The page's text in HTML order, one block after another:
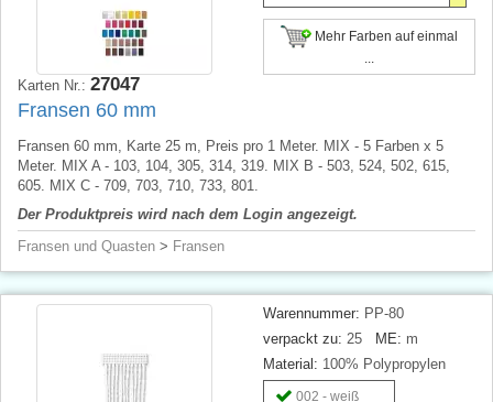
Mehr Farben auf einmal
Karten Nr.: 27047
Fransen 60 mm
Fransen 60 mm, Karte 25 m, Preis pro 1 Meter. MIX - 5 Farben x 5
Meter. MIX A - 103, 104, 305, 314, 319. MIX B - 503, 524, 502, 615,
605. MIX C - 709, 703, 710, 733, 801.
Der Produktpreis wird nach dem Login angezeigt.
Fransen und Quasten > Fransen
Warennummer: PP-80
verpackt zu: 25 ME: m
Material: 100% Polypropylen
002 - weiß